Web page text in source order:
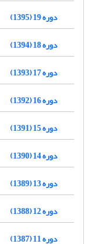
دوره 19 (1395)
دوره 18 (1394)
دوره 17 (1393)
دوره 16 (1392)
دوره 15 (1391)
دوره 14 (1390)
دوره 13 (1389)
دوره 12 (1388)
دوره 11 (1387)